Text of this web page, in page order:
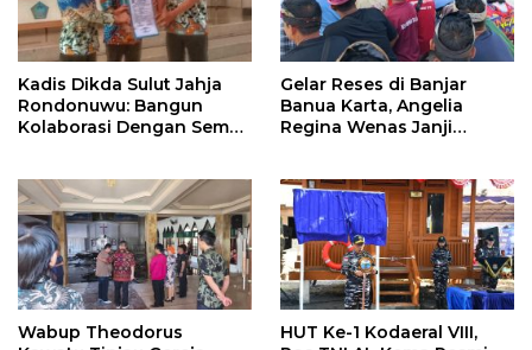
Kadis Dikda Sulut Jahja
Rondonuwu: Bangun
Kolaborasi Dengan Semua
Gelar Reses di Banjar
Banua Karta, Angelia
Regina Wenas Janji
Wabup Theodorus
HUT Ke-1 Kodaeral VIII,